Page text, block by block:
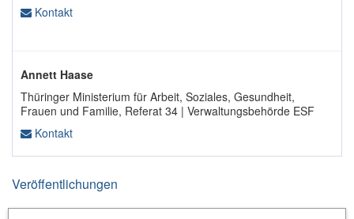
Kontakt
Annett Haase
Thüringer Ministerium für Arbeit, Soziales, Gesundheit,
Frauen und Familie, Referat 34 | Verwaltungsbehörde ESF
Kontakt
Veröffentlichungen